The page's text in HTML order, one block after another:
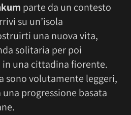
parte da un contesto
su un’isola
una nuova vita,
solitaria per poi
una cittadina fiorente.
sono volutamente leggeri,
una progressione basata